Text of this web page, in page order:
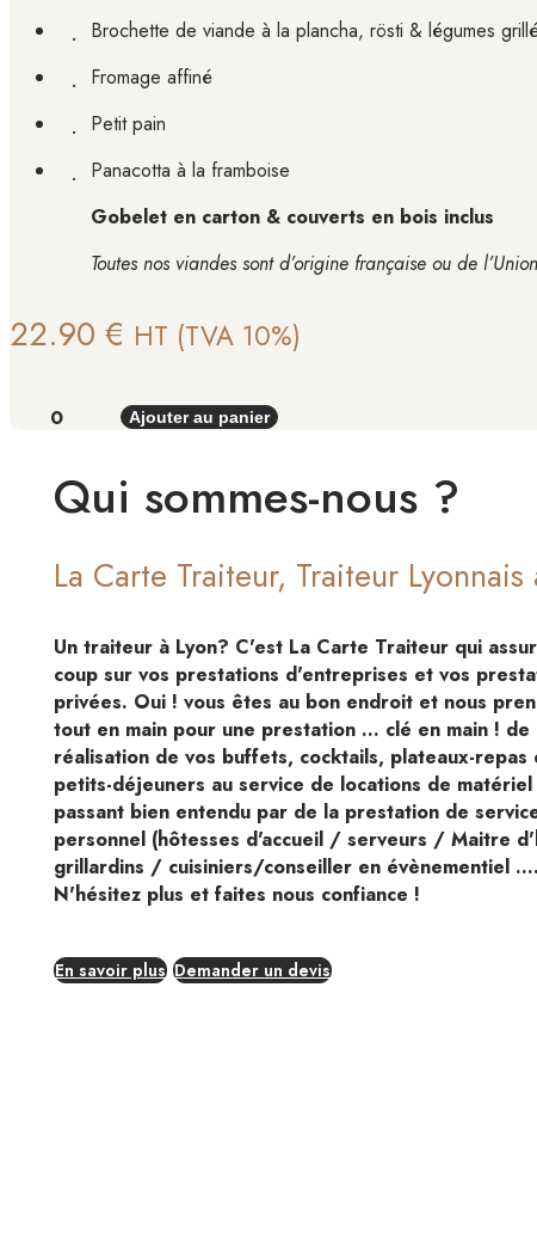
Brochette de viande à la plancha, rösti & légumes
Fromage affiné
Petit pain
Panacotta à la framboise
Gobelet en carton & couverts en bois inclus
Toutes nos viandes sont d’origine française ou de
22.90 € HT (TVA 10%)
Ajouter au panier
Qui sommes-nous ?
La Carte Traiteur, Traiteur
Un traiteur à Lyon? C'est La Carte Traiteur qui
coup sur vos prestations d'entreprises et vos
privées. Oui ! vous êtes au bon endroit et nous
tout en main pour une prestation ... clé en main ! de
réalisation de vos buffets, cocktails, plateaux-repas
petits-déjeuners au service de locations de matériel
passant bien entendu par de la prestation de
personnel (hôtesses d'accueil / serveurs / Maitre
grillardins / cuisiniers/conseiller en évènementiel
N'hésitez plus et faites nous confiance !
En savoir plus Demander un devis